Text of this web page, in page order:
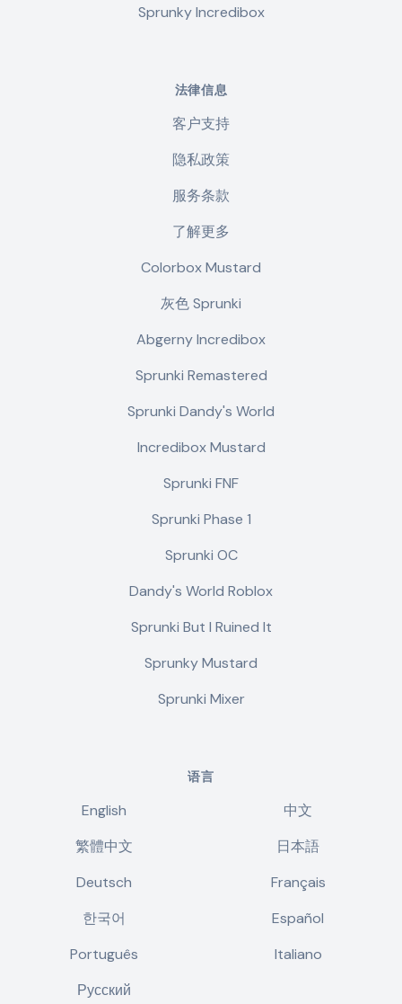
Sprunky Incredibox
法律信息
客户支持
隐私政策
服务条款
了解更多
Colorbox Mustard
灰色 Sprunki
Abgerny Incredibox
Sprunki Remastered
Sprunki Dandy's World
Incredibox Mustard
Sprunki FNF
Sprunki Phase 1
Sprunki OC
Dandy's World Roblox
Sprunki But I Ruined It
Sprunky Mustard
Sprunki Mixer
语言
English
中文
繁體中文
日本語
Deutsch
Français
한국어
Español
Português
Italiano
Русский